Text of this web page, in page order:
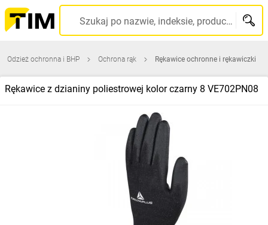
Szukaj po nazwie, indeksie, producencie, kodzie kreskowym...
Odzież ochronna i BHP Ochrona rąk Rękawice ochronne i rękawiczki
Rękawice z dzianiny poliestrowej kolor czarny 8 VE702PN08